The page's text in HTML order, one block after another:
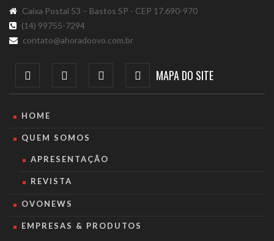
Caixa Postal 53 – Bastos SP - CEP 17.690-970
(14) 99755-7294
contato@ahoradoovo.com.br
MAPA DO SITE
HOME
QUEM SOMOS
APRESENTAÇÃO
REVISTA
OVONEWS
EMPRESAS & PRODUTOS